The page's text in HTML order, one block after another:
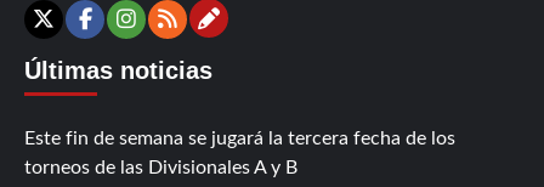
X Facebook
Instagram
RSSContáctanos
Últimas noticias
Este fin de semana se jugará la tercera fecha de los
torneos de las Divisionales A y B